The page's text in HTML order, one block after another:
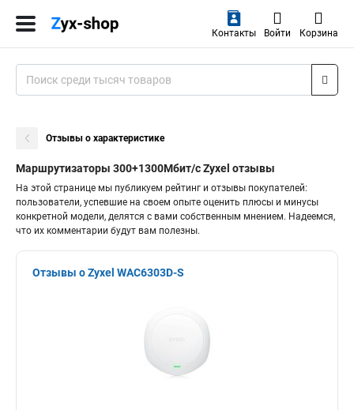
Контакты Войти Корзина
Отзывы о характеристике
Маршрутизаторы 300+1300Мбит/с Zyxel отзывы
На этой странице мы публикуем рейтинг и отзывы покупателей:
пользователи, успевшие на своем опыте оценить плюсы и минусы
конкретной модели, делятся с вами собственным мнением. Надеемся,
что их комментарии будут вам полезны.
Отзывы о Zyxel WAC6303D-S